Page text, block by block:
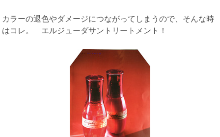
カラーの退色やダメージにつながってしまうので、そんな時
はコレ。 エルジューダサントリートメント！